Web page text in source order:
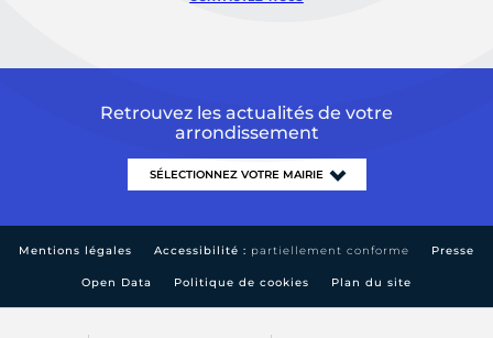
Retrouvez les actualités de votre
arrondissement
Mentions légales Accessibilité : partiellement conforme Presse
Open Data Politique de cookies Plan du site